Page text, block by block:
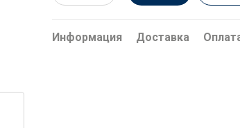
Информация Доставка